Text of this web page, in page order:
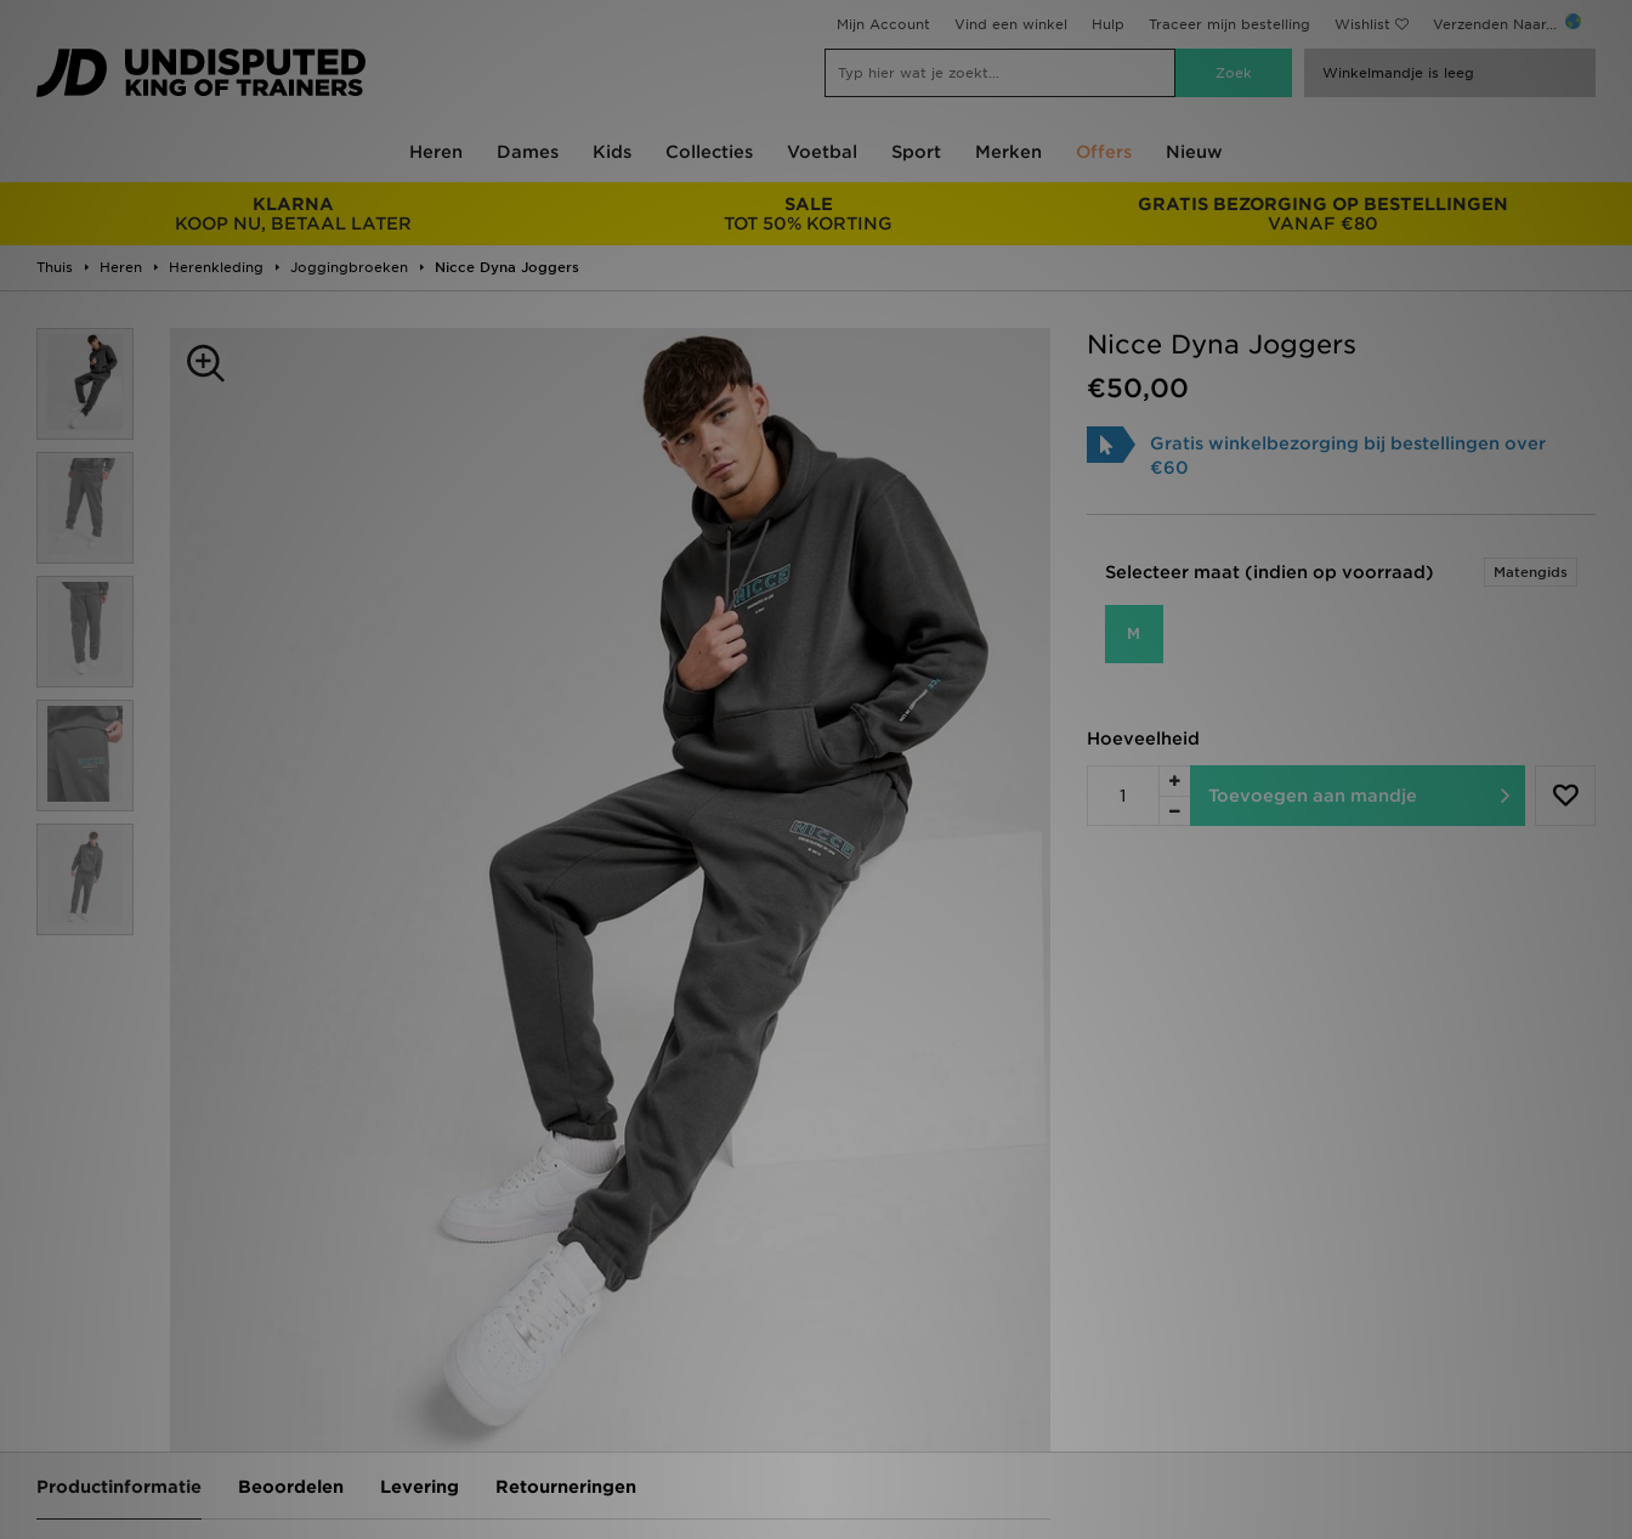
Mijn Account Vind een winkel Hulp Traceer mijn bestelling Wishlist Verzenden Naar...
Winkelmandje is leeg
Heren Dames Kids Collecties Voetbal Sport Merken Offers Nieuw
KLARNA
KOOP NU, BETAAL LATER
SALE
TOT 50% KORTING
GRATIS BEZORGING OP BESTELLINGEN
VANAF €80
Thuis Heren Herenkleding Joggingbroeken Nicce Dyna Joggers
Nicce Dyna Joggers
€50,00
Gratis winkelbezorging bij bestellingen over
€60
Selecteer maat (indien op voorraad) Matengids
M
Hoeveelheid
Toevoegen aan mandje
Productinformatie Beoordelen Levering Retourneringen